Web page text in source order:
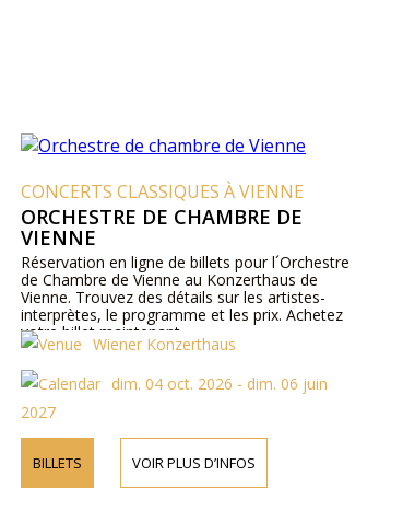
CONCERTS CLASSIQUES À VIENNE
ORCHESTRE DE CHAMBRE DE
VIENNE
Réservation en ligne de billets pour l´Orchestre
de Chambre de Vienne au Konzerthaus de
Vienne. Trouvez des détails sur les artistes-
interprètes, le programme et les prix. Achetez
votre billet maintenant.
Wiener Konzerthaus
dim. 04 oct. 2026 - dim. 06 juin
2027
BILLETS VOIR PLUS D’INFOS